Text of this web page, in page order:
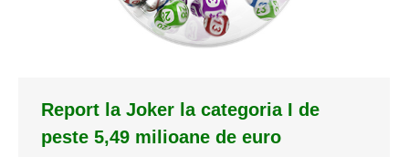
Report la Joker la categoria I de
peste 5,49 milioane de euro